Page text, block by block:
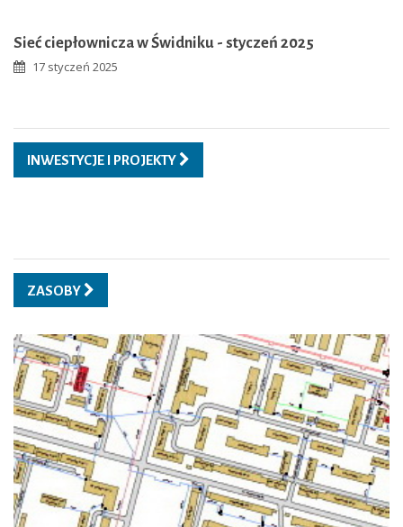
Sieć ciepłownicza w Świdniku - styczeń 2025
17 styczeń 2025
INWESTYCJE I PROJEKTY
ZASOBY